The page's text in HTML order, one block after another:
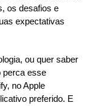
os desafios e
expectativas
ou quer saber
perca esse
no Apple
preferido. E